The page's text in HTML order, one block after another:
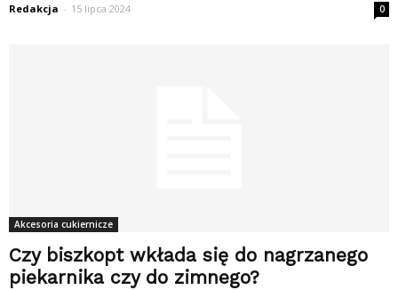
Redakcja - 15 lipca 2024 0
Akcesoria cukiernicze
Czy biszkopt wkłada się do nagrzanego
piekarnika czy do zimnego?